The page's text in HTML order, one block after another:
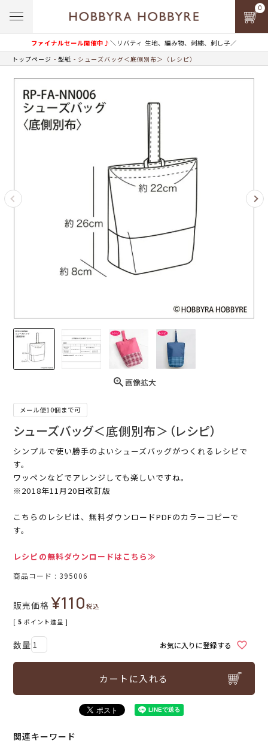
ファイナルセール開催中♪＼リバティ 生地、編み物、刺繍、刺し子／
0
トップページ 型紙 シューズバッグ＜底側別布＞（レシピ）
画像拡大
メール便10個まで可
シューズバッグ＜底側別布＞（レシピ）
シンプルで使い勝手のよいシューズバッグがつくれるレシピで
す。
ワッペンなどでアレンジしても楽しいですね。
※2018年11月20日改訂版
こちらのレシピは、無料ダウンロードPDFのカラーコピーで
す。
レシピの無料ダウンロードはこちら≫
商品コード 395006
販売価格 ¥110税込
[ 5 ポイント進呈 ]
お気に入りに登録する
カートに入れる
関連キーワード